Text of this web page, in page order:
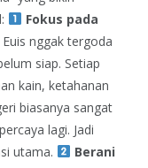
Fokus pada
Euis nggak tergoda
siap. Setiap
kain, ketahanan
biasanya sangat
lagi. Jadi
utama.
Berani